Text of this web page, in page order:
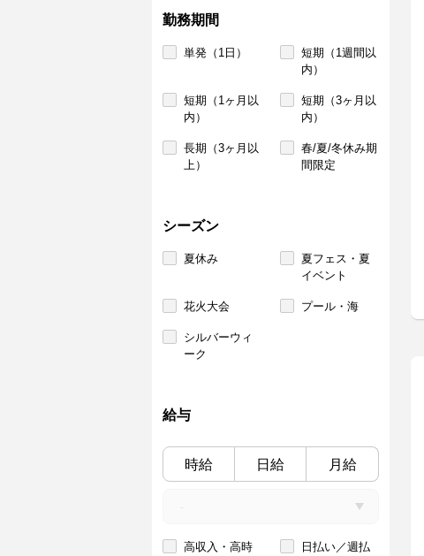
勤務期間
単発（1日）
短期（1週間以
内）
短期（1ヶ月以
内）
短期（3ヶ月以
内）
長期（3ヶ月以
上）
春/夏/冬休み期
間限定
シーズン
夏休み
夏フェス・夏
イベント
花火大会 プール・海
シルバーウィ
ーク
給与
時給 日給 月給
高収入・高時
日払い／週払